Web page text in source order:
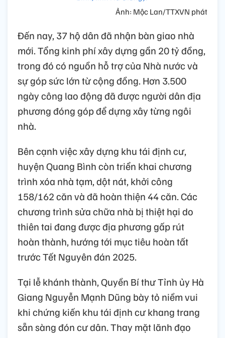
Ảnh: Mộc Lan/TTXVN phát
Đến nay, 37 hộ dân đã nhận bàn giao nhà
mới. Tổng kinh phí xây dựng gần 20 tỷ đồng,
trong đó có nguồn hỗ trợ của Nhà nước và
sự góp sức lớn từ cộng đồng. Hơn 3.500
ngày công lao động đã được người dân địa
phương đóng góp để dựng xây từng ngôi
nhà.
Bên cạnh việc xây dựng khu tái định cư,
huyện Quang Bình còn triển khai chương
trình xóa nhà tạm, dột nát, khởi công
158/162 căn và đã hoàn thiện 44 căn. Các
chương trình sửa chữa nhà bị thiệt hại do
thiên tai đang được địa phương gấp rút
hoàn thành, hướng tới mục tiêu hoàn tất
trước Tết Nguyên đán 2025.
Tại lễ khánh thành, Quyền Bí thư Tỉnh ủy Hà
Giang Nguyễn Mạnh Dũng bày tỏ niềm vui
khi chứng kiến khu tái định cư khang trang
sẵn sàng đón cư dân. Thay mặt lãnh đạo